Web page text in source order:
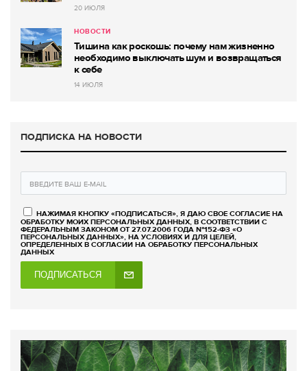
20 ИЮЛЯ
НОВОСТИ
Тишина как роскошь: почему нам жизненно
необходимо выключать шум и возвращаться
к себе
14 ИЮЛЯ
ПОДПИСКА НА НОВОСТИ
НАЖИМАЯ КНОПКУ «ПОДПИСАТЬСЯ», Я ДАЮ СВОЕ СОГЛАСИЕ НА
ОБРАБОТКУ МОИХ ПЕРСОНАЛЬНЫХ ДАННЫХ, В СООТВЕТСТВИИ С
ФЕДЕРАЛЬНЫМ ЗАКОНОМ ОТ 27.07.2006 ГОДА №152-ФЗ «О
ПЕРСОНАЛЬНЫХ ДАННЫХ», НА УСЛОВИЯХ И ДЛЯ ЦЕЛЕЙ,
ОПРЕДЕЛЕННЫХ В СОГЛАСИИ НА ОБРАБОТКУ ПЕРСОНАЛЬНЫХ
ДАННЫХ
ПОДПИСАТЬСЯ